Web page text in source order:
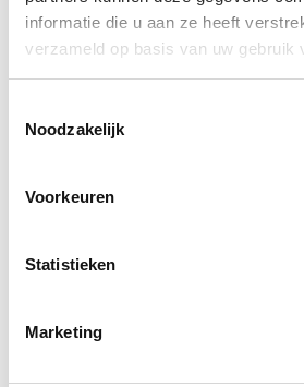
informatie die u aan ze heeft
verzameld op basis van uw gebruik
Noodzakelijk
Voorkeuren
Statistieken
Marketing
Telefoon
Voornaam
Achternaam